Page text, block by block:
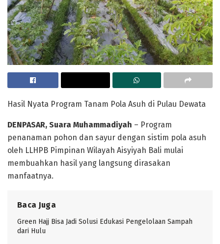
Hasil Nyata Program Tanam Pola Asuh di Pulau Dewata
DENPASAR, Suara Muhammadiyah – Program
penanaman pohon dan sayur dengan sistim pola asuh
oleh LLHPB Pimpinan Wilayah Aisyiyah Bali mulai
membuahkan hasil yang langsung dirasakan
manfaatnya.
Baca Juga
Green Hajj Bisa Jadi Solusi Edukasi Pengelolaan Sampah
dari Hulu